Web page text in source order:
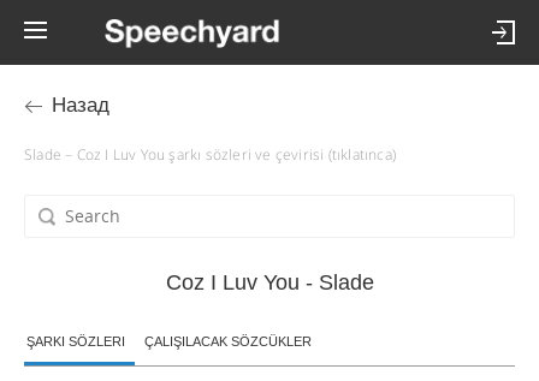
Назад
Slade – Coz I Luv You şarkı sözleri ve çevirisi (tıklatınca)
Coz I Luv You - Slade
ŞARKI SÖZLERI ÇALIŞILACAK SÖZCÜKLER